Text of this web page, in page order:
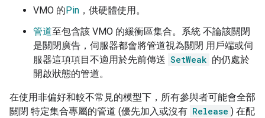
VMO 的Pin ，供硬體使用。
管道至包含該 VMO 的緩衝區集合。系統 不論該關閉
是關閉廣告，伺服器都會將管道視為關閉 用戶端或伺
服器這項項目不適用於先前傳送 SetWeak 的仍處於
開啟狀態的管道。
在使用非偏好和較不常見的模型下，所有參與者可能會全部
關閉 特定集合專屬的管道 (優先加入或沒有 Release ) 在配